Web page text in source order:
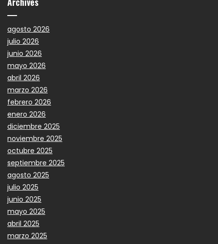
agosto 2026
julio 2026
junio 2026
mayo 2026
abril 2026
marzo 2026
febrero 2026
enero 2026
diciembre 2025
noviembre 2025
octubre 2025
septiembre 2025
agosto 2025
julio 2025
junio 2025
mayo 2025
abril 2025
marzo 2025